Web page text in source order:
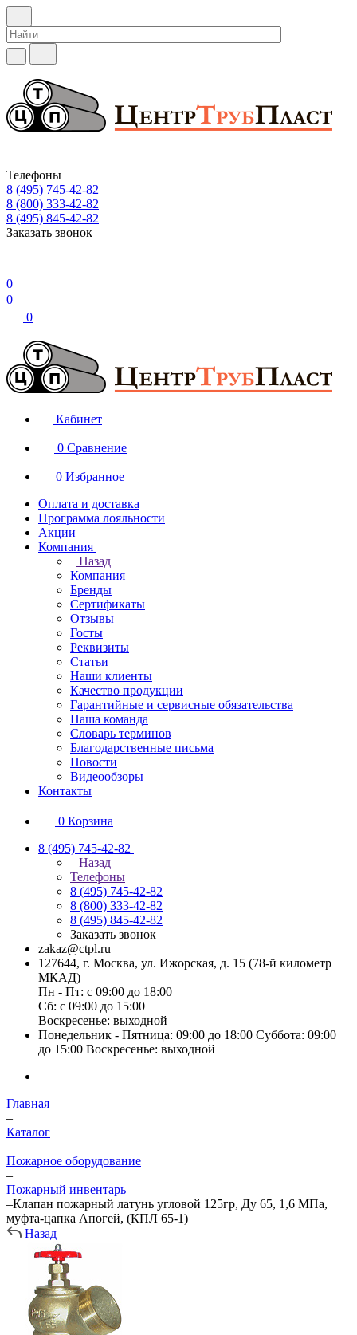
Телефоны
8 (495) 745-42-82
8 (800) 333-42-82
8 (495) 845-42-82
Заказать звонок
0
0
0
Кабинет
0 Сравнение
0 Избранное
Оплата и доставка
Программа лояльности
Акции
Компания
Назад
Компания
Бренды
Сертификаты
Отзывы
Госты
Реквизиты
Статьи
Наши клиенты
Качество продукции
Гарантийные и сервисные обязательства
Наша команда
Словарь терминов
Благодарственные письма
Новости
Видеообзоры
Контакты
0 Корзина
8 (495) 745-42-82
Назад
Телефоны
8 (495) 745-42-82
8 (800) 333-42-82
8 (495) 845-42-82
Заказать звонок
zakaz@ctpl.ru
127644, г. Москва, ул. Ижорская, д. 15 (78-й километр
МКАД)
Пн - Пт: с 09:00 до 18:00
Сб: с 09:00 до 15:00
Воскресенье: выходной
Понедельник - Пятница: 09:00 до 18:00 Суббота: 09:00
до 15:00 Воскресенье: выходной
Главная
–
Каталог
–
Пожарное оборудование
–
Пожарный инвентарь
–Клапан пожарный латунь угловой 125гр, Ду 65, 1,6 МПа,
муфта-цапка Апогей, (КПЛ 65-1)
Назад